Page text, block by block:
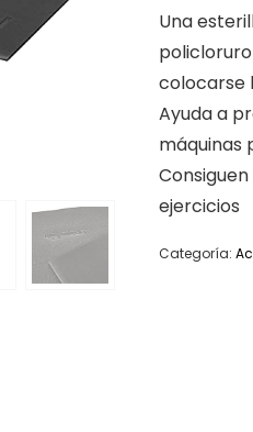
Una
colocarse
Ayuda a
máquinas
ejercicios
Categoría: